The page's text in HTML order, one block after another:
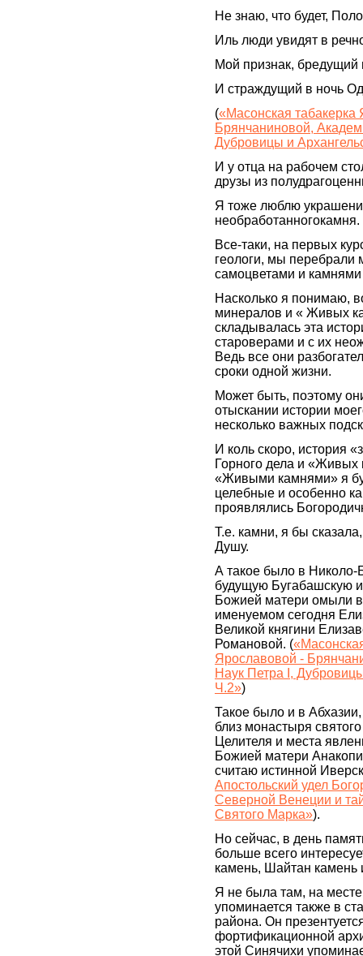
Не знаю, что будет,
Иль люди увидят в
Мой признак, бредущий
И страждущий в ночь
(«Масонская табакерка
Брянчаниновой,
Дубровицы и
И у отца на рабочем
друзы из
Я тоже люблю
необработанногокамня.
Все-таки, на первых
геологи, мы перебрали
самоцветами и камнями
Насколько я понимаю,
минералов и « Живых
складывалась эта
староверами и с их
Ведь все они
сроки одной жизни.
Может быть, поэтому
отыскании истории
несколько важных
И коль скоро, история
Горного дела и «Живых
«Живыми камнями» я
целебные и особенно
проявлялись
Т.е. камни, я бы
Душу.
А такое было в Николо-
будущую Бугабашскую
Божией матери омыли в
именуемом сегодня
Великой княгини
Романовой. (
Ярославовой -
Наук Петра I,
Ч.2»)
Такое было и в
близ монастыря
Целителя и места
Божией матери
считаю истинной
Апостольский удел
Северной Венеции и
Святого Марка»).
Но сейчас, в день
больше всего
камень, Шайтан камень
Я не была там, на
упоминается также в
района. Он
фортификационной
этой Синячихи